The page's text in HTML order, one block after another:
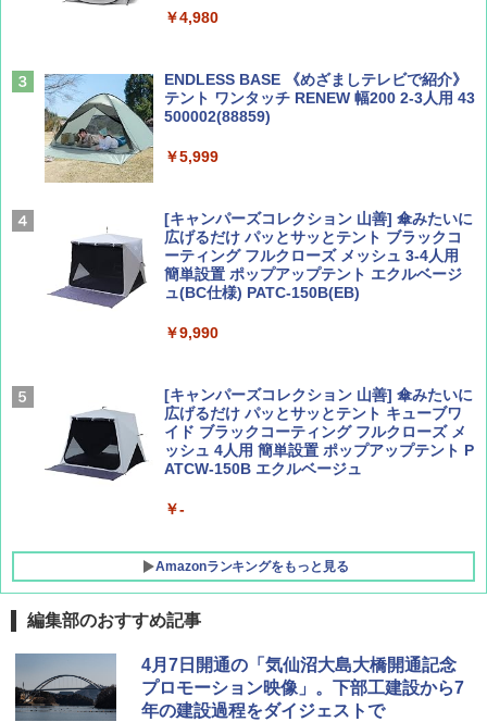
AIRLINE（エアライン）2026年9月号【特
集】ボーイング110周年を祝して！
￥1,760
球の歩き方A ヨーロッパ
A26 地球の歩き方 チェコ ポーランド スロヴ
ァキア 2026～2027 地球の歩き方A ヨーロッ
￥4,980
ENDLESS BASE 《めざましテレビで紹介》
テント ワンタッチ RENEW 幅200 2-3人用 43
500002(88859)
￥5,999
[キャンパーズコレクション 山善] 傘みたいに
広げるだけ パッとサッとテント ブラックコ
ーティング フルクローズ メッシュ 3-4人用
簡単設置 ポップアップテント エクルベージ
ュ(BC仕様) PATC-150B(EB)
￥9,990
[キャンパーズコレクション 山善] 傘みたいに
広げるだけ パッとサッとテント キューブワ
イド ブラックコーティング フルクローズ メ
ッシュ 4人用 簡単設置 ポップアップテント P
ATCW-150B エクルベージュ
￥-
Amazonランキングをもっと見る
DEWEL パラソル 大型 ビーチ アウトドアパ
ラソル ガーデン サイトシート付 折りたたみ
防水 UVカット 4段階高さ調整 軽量 収納袋付
き
編集部のおすすめ記事
4月7日開通の「気仙沼大島大橋開通記念
プロモーション映像」。下部工建設から7
年の建設過程をダイジェストで